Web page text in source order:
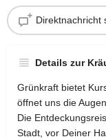
Direktnachricht
Details zur
Grünkraft bietet
öffnet uns die
Die
Stadt, vor Deiner